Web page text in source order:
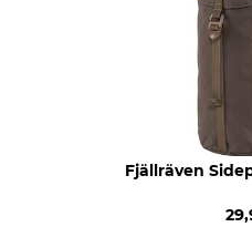
Fjällräven